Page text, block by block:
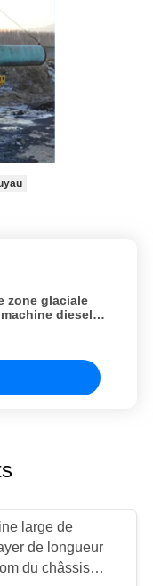
zone glaciale
diesel
large de
de longueur
du châssis